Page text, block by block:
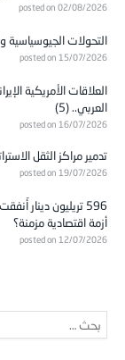
posted on 02/08/2026
التحولات الجيوسياسية
posted on 15/07/2026
العلاقات الأمريكية
العربي.. (5)
posted on 16/07/2026
تدمير مراكز الثقل
posted on 19/07/2026
596 تريليون دينار
أزمة اقتصادية مزمنة؟
posted on 12/07/2026